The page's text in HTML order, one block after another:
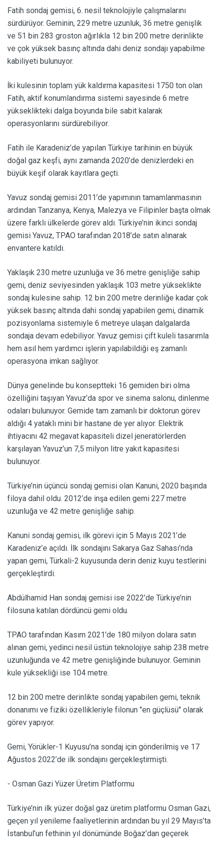
Fatih sondaj gemisi, 6. nesil teknolojiyle çalışmalarını
sürdürüyor. Geminin, 229 metre uzunluk, 36 metre genişlik
ve 51 bin 283 groston ağırlıkla 12 bin 200 metre derinlikte
ve çok yüksek basınç altında dahi deniz sondajı yapabilme
kabiliyeti bulunuyor.
İki kulesinin toplam yük kaldırma kapasitesi 1750 ton olan
Fatih, aktif konumlandırma sistemi sayesinde 6 metre
yükseklikteki dalga boyunda bile sabit kalarak
operasyonlarını sürdürebiliyor.
Fatih ile Karadeniz’de yapılan Türkiye tarihinin en büyük
doğal gaz keşfi, aynı zamanda 2020’de denizlerdeki en
büyük keşif olarak kayıtlara geçti.
Yavuz sondaj gemisi 2011’de yapımının tamamlanmasının
ardından Tanzanya, Kenya, Malezya ve Filipinler başta olmak
üzere farklı ülkelerde görev aldı. Türkiye’nin ikinci sondaj
gemisi Yavuz, TPAO tarafından 2018’de satın alınarak
envantere katıldı.
Yaklaşık 230 metre uzunluğa ve 36 metre genişliğe sahip
gemi, deniz seviyesinden yaklaşık 103 metre yükseklikte
sondaj kulesine sahip. 12 bin 200 metre derinliğe kadar çok
yüksek basınç altında dahi sondaj yapabilen gemi, dinamik
pozisyonlama sistemiyle 6 metreye ulaşan dalgalarda
sondaja devam edebiliyor. Yavuz gemisi çift kuleli tasarımla
hem asıl hem yardımcı işlerin yapılabildiği eş zamanlı
operasyona imkan sağlıyor.
Dünya genelinde bu konseptteki 16 gemiden biri olma
özelliğini taşıyan Yavuz’da spor ve sinema salonu, dinlenme
odaları bulunuyor. Gemide tam zamanlı bir doktorun görev
aldığı 4 yataklı mini bir hastane de yer alıyor. Elektrik
ihtiyacını 42 megavat kapasiteli dizel jeneratörlerden
karşılayan Yavuz’un 7,5 milyon litre yakıt kapasitesi
bulunuyor.
Türkiye’nin üçüncü sondaj gemisi olan Kanuni, 2020 başında
filoya dahil oldu. 2012’de inşa edilen gemi 227 metre
uzunluğa ve 42 metre genişliğe sahip.
Kanuni sondaj gemisi, ilk görevi için 5 Mayıs 2021’de
Karadeniz’e açıldı. İlk sondajını Sakarya Gaz Sahası’nda
yapan gemi, Türkali-2 kuyusunda derin deniz kuyu testlerini
gerçekleştirdi.
Abdülhamid Han sondaj gemisi ise 2022’de Türkiye’nin
filosuna katılan dördüncü gemi oldu.
TPAO tarafından Kasım 2021’de 180 milyon dolara satın
alınan gemi, yedinci nesil üstün teknolojiye sahip 238 metre
uzunluğunda ve 42 metre genişliğinde bulunuyor. Geminin
kule yüksekliği ise 104 metre.
12 bin 200 metre derinlikte sondaj yapabilen gemi, teknik
donanımı ve fiziki özellikleriyle filonun "en güçlüsü" olarak
görev yapıyor.
Gemi, Yörükler-1 Kuyusu’na sondaj için gönderilmiş ve 17
Ağustos 2022’de ilk sondajını gerçekleştirmişti.
- Osman Gazi Yüzer Üretim Platformu
Türkiye’nin ilk yüzer doğal gaz üretim platformu Osman Gazi,
geçen yıl yenileme faaliyetlerinin ardından bu yıl 29 Mayıs’ta
İstanbul’un fethinin yıl dönümünde Boğaz’dan geçerek